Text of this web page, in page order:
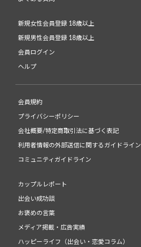
新規女性会員登録 18歳以上
新規男性会員登録 18歳以上
会員ログイン
ヘルプ
会員規約
プライバシーポリシー
会社概要/特定商取引法に基づく表記
利用者情報の外部送信に関するガイドライン
コミュニティガイドライン
カップルレポート
出会い成功談
お褒めの言葉
メディア掲載・広告実績
ハッピーライフ（出会い・恋愛コラム）